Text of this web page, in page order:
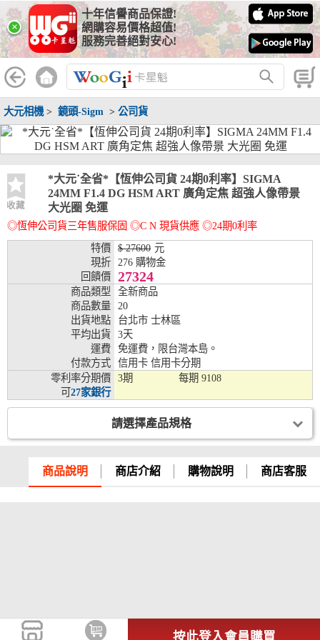
×
十年信譽商品保證!
網購容易價格超值!
服務完善絕對安心!
大元相機 > 鏡頭-Sigm > 公司貨
收藏
*大元˙全省*【恆伸公司貨 24期0利率】SIGMA
24MM F1.4 DG HSM ART 廣角定焦 超強人像帶景
大光圈 免運
◎恆伸公司貨三年售服保固 ◎C N 現貨供應 ◎24期0利率
特價
$ 27600 元
現折
276 購物金
回饋價
27324
商品類型
全新商品
商品數量
20
出貨地點
台北市 士林區
平均出貨
3天
運費
免運費，限台灣本島。
付款方式
信用卡 信用卡分期
零利率分期價
可27家銀行
3期 每期 9108
請選擇產品規格
商品說明 商店介紹 購物說明 商店客服
按此登入會員購買
線上分期銀行
WooGii 與 綠界 合作，『信用卡分期付款』 與 『信用卡零利率
分期付款』 的配合銀行如下：
分期期數 提供分期之銀行
兆豐銀行、合作金庫、第一銀行、華南銀行、
彰化銀行、上海銀行、富邦銀行、國泰世華、
台灣企銀、台中銀行、匯豐銀行、華泰銀行、
銀、元大銀行、永豐銀行、玉山銀行、凱基銀
行、星展銀行、台新銀行、安泰銀行、中國信
託、台灣樂天、三信商銀
兆豐銀行、合作金庫、第一銀行、華南銀行、
彰化銀行、上海銀行、富邦銀行、國泰世華、
台灣企銀、台中銀行、匯豐銀行、華泰銀行、
臺灣新光銀行、陽信銀行、聯邦銀行、遠東商
銀、元大銀行、永豐銀行、玉山銀行、凱基銀
行、星展銀行、台新銀行、安泰銀行、中國信
託、台灣樂天、三信商銀
兆豐銀行、合作金庫、第一銀行、華南銀行、
彰化銀行、上海銀行、富邦銀行、國泰世華、
台灣企銀、台中銀行、匯豐銀行、華泰銀行、
臺灣新光銀行、陽信銀行、聯邦銀行、遠東商
銀、元大銀行、永豐銀行、玉山銀行、凱基銀
行、星展銀行、台新銀行、安泰銀行、中國信
託、台灣樂天、三信商銀
兆豐銀行、合作金庫、第一銀行、華南銀行、
台灣企銀、台中銀行、匯豐銀行、華泰銀行、
臺灣新光銀行、陽信銀行、聯邦銀行、遠東商